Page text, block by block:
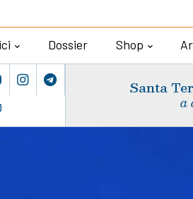
Dossier Shop
Santa
a